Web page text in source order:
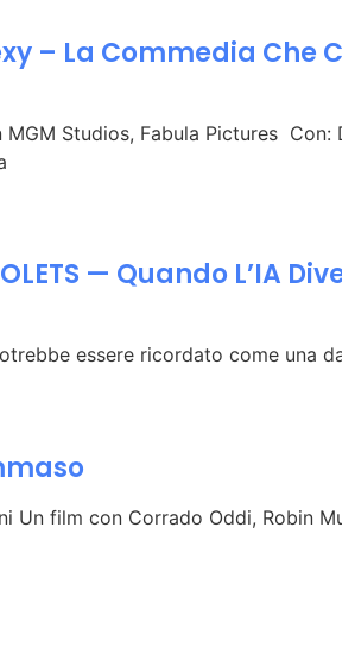
– La Commedia Che
MGM Studios, Fabula Pictures Con:
— Quando L’IA
essere ricordato come una
Un film con Corrado Oddi, Robin